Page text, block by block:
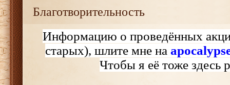
Благотворительность
Информацию о проведённых
старых), шлите мне на
Чтобы я её тоже здесь